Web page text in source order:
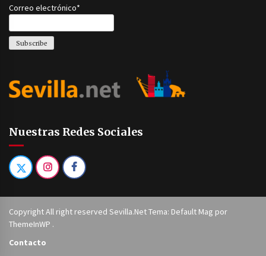
Correo electrónico*
Nuestras Redes Sociales
Copyright All right reserved Sevilla.Net Tema: Default Mag por
ThemeInWP .
Contacto